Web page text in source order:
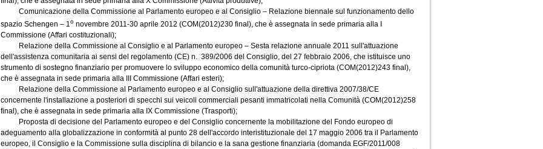
Comunicazione della Commissione al Parlamento europeo e al Consiglio – Relazione biennale sul funzionamento dello
spazio Schengen – 1o novembre 2011-30 aprile 2012 (COM(2012)230 final), che è assegnata in sede primaria alla I
Commissione (Affari costituzionali);
Relazione della Commissione al Consiglio e al Parlamento europeo – Sesta relazione annuale 2011 sull'attuazione
dell'assistenza comunitaria ai sensi del regolamento (CE) n. 389/2006 del Consiglio, del 27 febbraio 2006, che istituisce uno
strumento di sostegno finanziario per promuovere lo sviluppo economico della comunità turco-cipriota (COM(2012)243 final),
che è assegnata in sede primaria alla III Commissione (Affari esteri);
Relazione della Commissione al Parlamento europeo e al Consiglio sull'attuazione della direttiva 2007/38/CE
concernente l'installazione a posteriori di specchi sui veicoli commerciali pesanti immatricolati nella Comunità (COM(2012)258
final), che è assegnata in sede primaria alla IX Commissione (Trasporti);
Proposta di decisione del Parlamento europeo e del Consiglio concernente la mobilitazione del Fondo europeo di
adeguamento alla globalizzazione in conformità al punto 28 dell'accordo interistituzionale del 17 maggio 2006 tra il Parlamento
europeo, il Consiglio e la Commissione sulla disciplina di bilancio e la sana gestione finanziaria (domanda EGF/2011/008